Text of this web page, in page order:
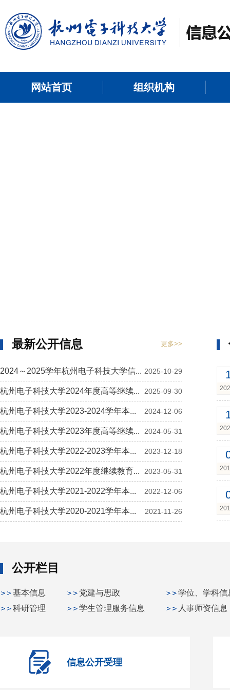
网站首页 组织机构
最新公开信息 更多>>
2024～2025学年杭州电子科技大学信... 2025-10-29
杭州电子科技大学2024年度高等继续... 2025-09-30
杭州电子科技大学2023-2024学年本... 2024-12-06
杭州电子科技大学2023年度高等继续... 2024-05-31
杭州电子科技大学2022-2023学年本... 2023-12-18
杭州电子科技大学2022年度继续教育... 2023-05-31
杭州电子科技大学2021-2022学年本... 2022-12-06
杭州电子科技大学2020-2021学年本... 2021-11-26
公开栏目
基本信息 党建与思政
学位、学科信
科研管理
学生管理服务信息 人事师资信息
信息公开受理